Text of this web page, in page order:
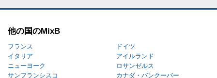
他の国のMixB
フランス
ドイツ
イタリア
アイルランド
ニューヨーク
ロサンゼルス
サンフランシスコ
カナダ・バンクーバー